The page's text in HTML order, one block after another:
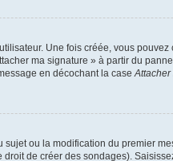
Une fois créée, vous
ma signature » à partir du
en décochant la case
ou la modification du premier
de créer des sondages).